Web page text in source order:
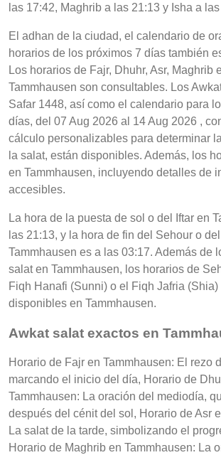
las 17:42, Maghrib a las 21:13 y Isha a
El adhan de la ciudad, el calendario de
horarios de los próximos 7 días también
Los horarios de Fajr, Dhuhr, Asr, Maghrib
Tammhausen son consultables. Los
Safar 1448, así como el calendario para
días, del 07 Aug 2026 al 14 Aug 2026 ,
cálculo personalizables para determinar
la salat, están disponibles. Además, los
en Tammhausen, incluyendo detalles de
accesibles.
La hora de la puesta de sol o del Iftar en
las 21:13, y la hora de fin del Sehour o
Tammhausen es a las 03:17. Además de
salat en Tammhausen, los horarios de
Fiqh Hanafi (Sunni) o el Fiqh Jafria (Shia)
disponibles en Tammhausen.
Awkat salat exactos en
Horario de Fajr en Tammhausen: El rezo
marcando el inicio del día, Horario de
Tammhausen: La oración del mediodía,
después del cénit del sol, Horario de Asr
La salat de la tarde, simbolizando el
Horario de Maghrib en Tammhausen: La